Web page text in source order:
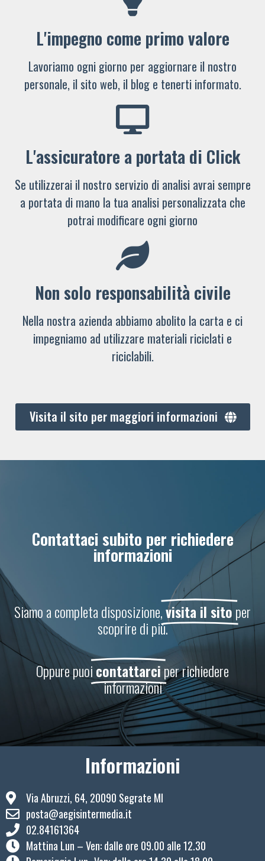
L'impegno come primo valore
Lavoriamo ogni giorno per aggiornare il nostro
personale, il sito web, il blog e tenerti informato.
L'assicuratore a portata di Click
Se utilizzerai il nostro servizio di analisi avrai sempre
a portata di mano la tua analisi personalizzata che
potrai modificare ogni giorno
Non solo responsabilità civile
Nella nostra azienda abbiamo abolito la carta e ci
impegniamo ad utilizzare materiali riciclati e
riciclabili.
Visita il sito per maggiori informazioni
Contattaci subito per richiedere
informazioni
Siamo a completa disposizione,visita il sitoper
scoprire di più.
Oppure puoicontattarciper richiedere
informazioni
Informazioni
Via Abruzzi, 64, 20090 Segrate MI
posta@aegisintermedia.it
02.84161364
Mattina Lun – Ven: ​dalle ore 09.00 alle 12.30